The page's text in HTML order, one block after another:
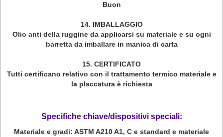
Buon
14. IMBALLAGGIO
Olio anti della ruggine da applicarsi su materiale e su ogni
barretta da imballare in manica di carta
15. CERTIFICATO
Tutti certificano relativo con il trattamento termico materiale e
la placcatura è richiesta
Specifiche chiave/dispositivi speciali:
Materiale e gradi: ASTM A210 A1, C e standard e materiale